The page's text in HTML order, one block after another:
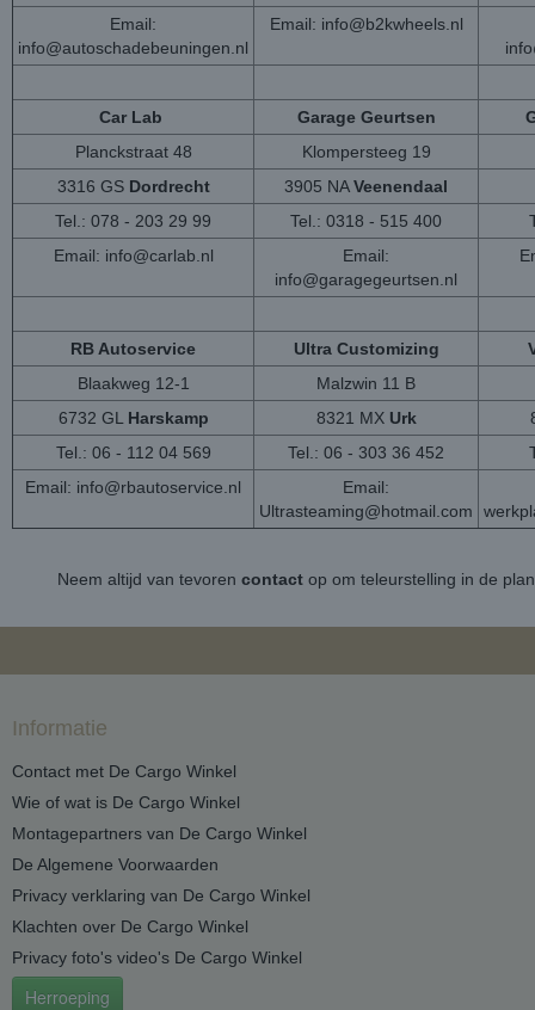
Email:
info@autoschadebeuningen.nl
Email: info@b2kwheels.nl
Car Lab Garage Geurtsen
Planckstraat 48
Klompersteeg 19
3316 GS Dordrecht 3905 NAVeenendaal
Tel.: 078 - 203 29 99
Tel.: 0318 - 515 400
Email: info@carlab.nl
Email:
info@garagegeurtsen.nl
RB Autoservice Ultra Customizing
Blaakweg 12-1
Malzwin 11 B
6732 GL Harskamp 8321 MX Urk
Tel.: 06 - 112 04 569
Tel.: 06 - 303 36 452
Email: info@rbautoservice.nl
Email:
Ultrasteaming@hotmail.com
Neem altijd van tevoren contactop om teleurstelling in de
Informatie
Contact met De Cargo Winkel
Wie of wat is De Cargo Winkel
Montagepartners van De Cargo Winkel
De Algemene Voorwaarden
Privacy verklaring van De Cargo Winkel
Klachten over De Cargo Winkel
Privacy foto's video's De Cargo Winkel
Herroeping